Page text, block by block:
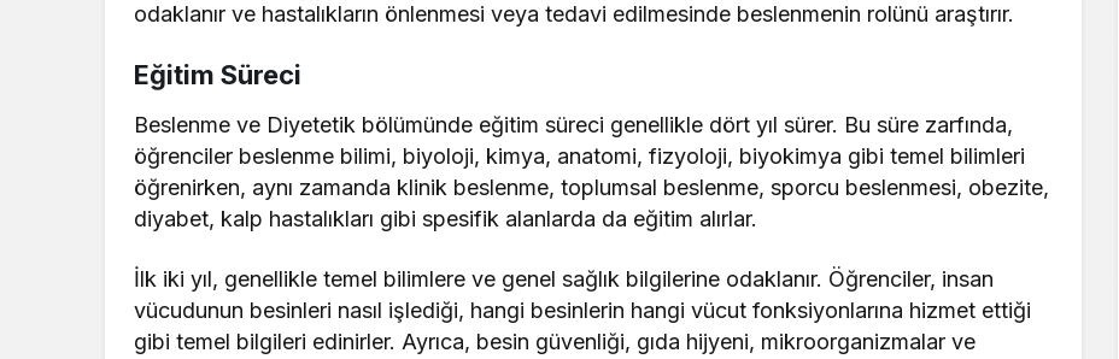
odaklanır ve hastalıkların önlenmesi veya tedavi edilmesinde beslenmenin rolünü araştırır.
Eğitim Süreci
Beslenme ve Diyetetik bölümünde eğitim süreci genellikle dört yıl sürer. Bu süre zarfında,
öğrenciler beslenme bilimi, biyoloji, kimya, anatomi, fizyoloji, biyokimya gibi temel bilimleri
öğrenirken, aynı zamanda klinik beslenme, toplumsal beslenme, sporcu beslenmesi, obezite,
diyabet, kalp hastalıkları gibi spesifik alanlarda da eğitim alırlar.
İlk iki yıl, genellikle temel bilimlere ve genel sağlık bilgilerine odaklanır. Öğrenciler, insan
vücudunun besinleri nasıl işlediği, hangi besinlerin hangi vücut fonksiyonlarına hizmet ettiği
gibi temel bilgileri edinirler. Ayrıca, besin güvenliği, gıda hijyeni, mikroorganizmalar ve